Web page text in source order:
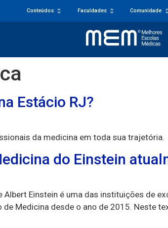
Conteúdos Faculdades Comunidade
Estácio RJ?
da medicina em toda sua trajetória.
do Einstein
Einstein é uma das instituições de
Medicina desde o ano de 2015. Neste